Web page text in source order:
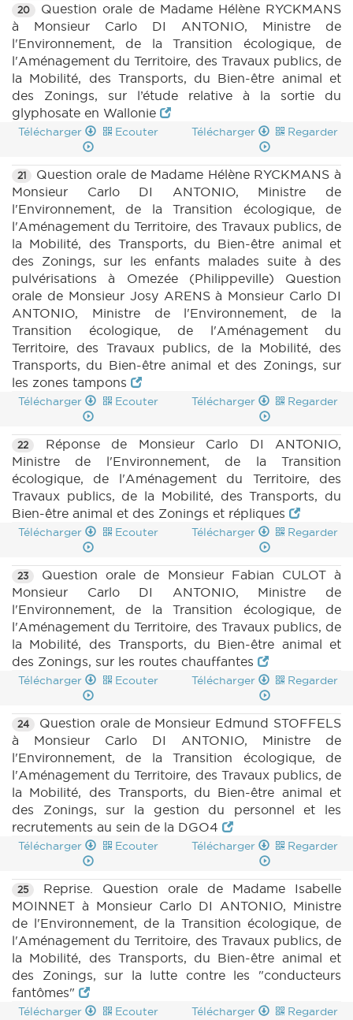
20
Question orale de Madame Hélène RYCKMANS
à Monsieur Carlo DI ANTONIO, Ministre de
l'Environnement, de la Transition écologique, de
l'Aménagement du Territoire, des Travaux publics, de
la Mobilité, des Transports, du Bien-être animal et
des Zonings, sur l’étude relative à la sortie du
glyphosate en Wallonie
Télécharger Ecouter Télécharger Regarder
21
Question orale de Madame Hélène RYCKMANS à
Monsieur Carlo DI ANTONIO, Ministre de
l'Environnement, de la Transition écologique, de
l'Aménagement du Territoire, des Travaux publics, de
la Mobilité, des Transports, du Bien-être animal et
des Zonings, sur les enfants malades suite à des
pulvérisations à Omezée (Philippeville) Question
orale de Monsieur Josy ARENS à Monsieur Carlo DI
ANTONIO, Ministre de l'Environnement, de la
Transition écologique, de l'Aménagement du
Territoire, des Travaux publics, de la Mobilité, des
Transports, du Bien-être animal et des Zonings, sur
les zones tampons
Télécharger Ecouter Télécharger Regarder
22
Réponse de Monsieur Carlo DI ANTONIO,
Ministre de l'Environnement, de la Transition
écologique, de l'Aménagement du Territoire, des
Travaux publics, de la Mobilité, des Transports, du
Bien-être animal et des Zonings et répliques
Télécharger Ecouter Télécharger Regarder
23
Question orale de Monsieur Fabian CULOT à
Monsieur Carlo DI ANTONIO, Ministre de
l'Environnement, de la Transition écologique, de
l'Aménagement du Territoire, des Travaux publics, de
la Mobilité, des Transports, du Bien-être animal et
des Zonings, sur les routes chauffantes
Télécharger Ecouter Télécharger Regarder
24
Question orale de Monsieur Edmund STOFFELS
à Monsieur Carlo DI ANTONIO, Ministre de
l'Environnement, de la Transition écologique, de
l'Aménagement du Territoire, des Travaux publics, de
la Mobilité, des Transports, du Bien-être animal et
des Zonings, sur la gestion du personnel et les
recrutements au sein de la DGO4
Télécharger Ecouter Télécharger Regarder
25
Reprise. Question orale de Madame Isabelle
MOINNET à Monsieur Carlo DI ANTONIO, Ministre
de l'Environnement, de la Transition écologique, de
l'Aménagement du Territoire, des Travaux publics, de
la Mobilité, des Transports, du Bien-être animal et
des Zonings, sur la lutte contre les "conducteurs
fantômes"
Télécharger Ecouter Télécharger Regarder